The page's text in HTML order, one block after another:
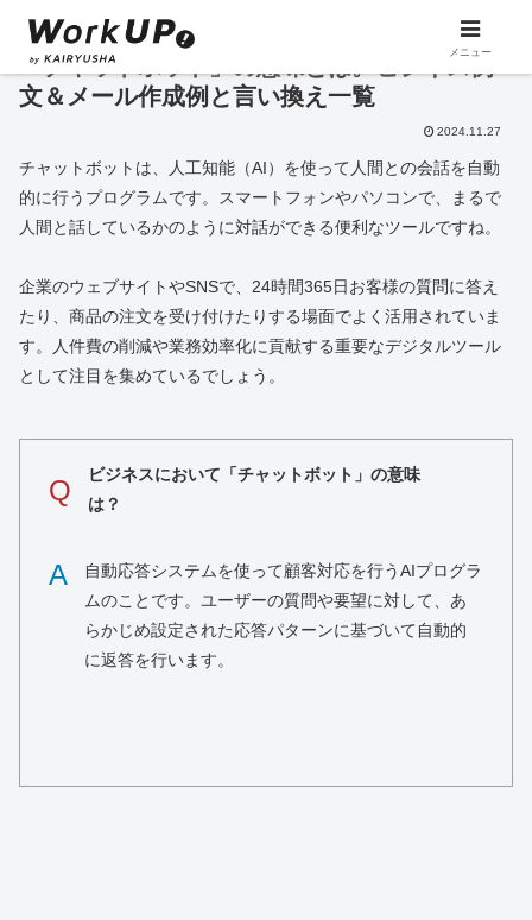
「チャットボット」の意味とは。ビジネス例
文＆メール作成例と言い換え一覧
2024.11.27
チャットボットは、人工知能（AI）を使って人間との会話を自動
的に行うプログラムです。スマートフォンやパソコンで、まるで
人間と話しているかのように対話ができる便利なツールですね。
企業のウェブサイトやSNSで、24時間365日お客様の質問に答え
たり、商品の注文を受け付けたりする場面でよく活用されていま
す。人件費の削減や業務効率化に貢献する重要なデジタルツール
として注目を集めているでしょう。
Q
ビジネスにおいて「チャットボット」の意味
は？
A
自動応答システムを使って顧客対応を行うAIプログラ
ムのことです。ユーザーの質問や要望に対して、あ
らかじめ設定された応答パターンに基づいて自動的
に返答を行います。
メニュー